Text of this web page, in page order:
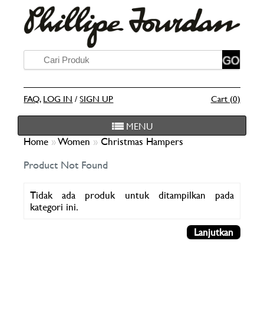
FAQ, LOG IN /SIGN UP Cart (0)
MENU
Home »Women »Christmas Hampers
Product Not Found
Tidak ada produk untuk ditampilkan pada
kategori ini.
Lanjutkan